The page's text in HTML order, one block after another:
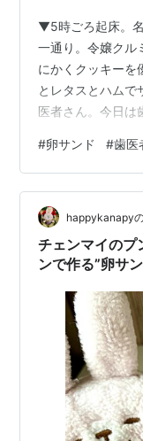
▼5時ごろ起床。
一通り。令嬢クル
にかくクッキーを
とレタスとハムで
医者さん。今日は
の部分にいよいよ
帰りに業務スーパ
ZOOKで行くのだ
クータージョルカ
ので一旦帰宅。
シート、乳酸菌ガ
#卵サンド #歯医
happykanapy
チェンマイのプ
ンで作る”卵サ